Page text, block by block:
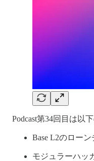
Podcast第34回目は以
Base L2のローン
モジュラーハッ